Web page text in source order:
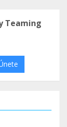
Teaming